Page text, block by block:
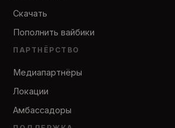
Скачать
Пополнить вайбики
ПАРТНЁРСТВО
Медиапартнёры
Локации
Амбассадоры